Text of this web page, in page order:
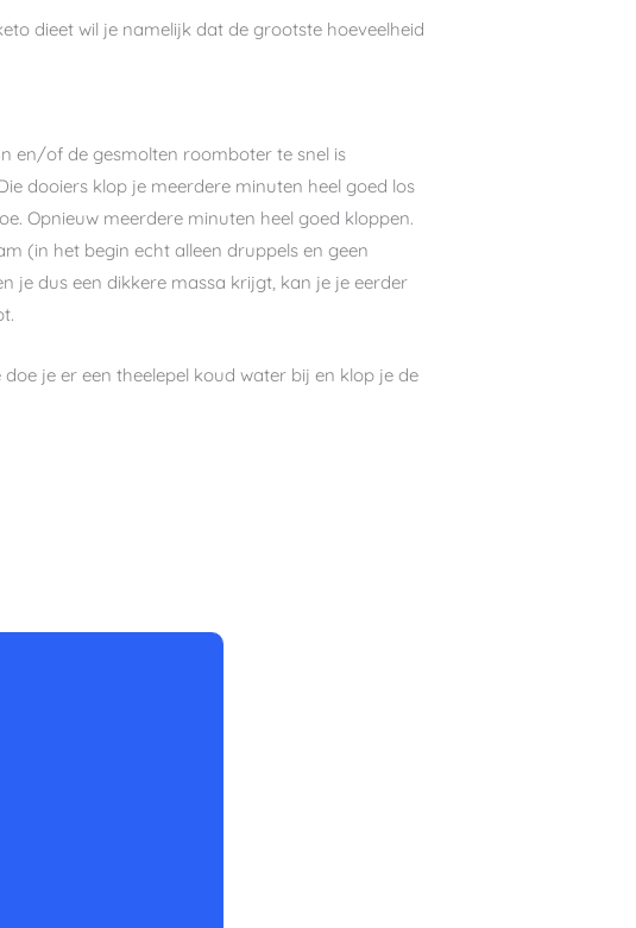
dieet wil je namelijk dat de grootste hoeveelheid
en/of de gesmolten roomboter te snel is
dooiers klop je meerdere minuten heel goed los
Opnieuw meerdere minuten heel goed kloppen.
(in het begin echt alleen druppels en geen
je dus een dikkere massa krijgt, kan je je eerder
je er een theelepel koud water bij en klop je de